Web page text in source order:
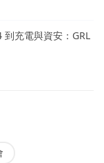
到充電與資安：GRL